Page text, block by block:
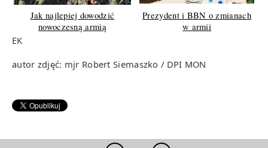
Jak najlepiej dowodzić
nowoczesną armią
Prezydent i BBN o zmianach
w armii
EK
autor zdjęć: mjr Robert Siemaszko / DPI MON